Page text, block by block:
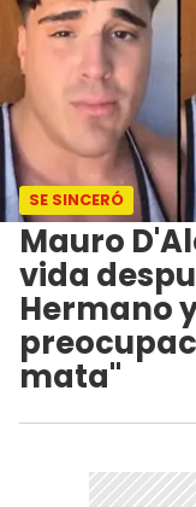
SE SINCERÓ
Mauro
vida
Hermano
mata"